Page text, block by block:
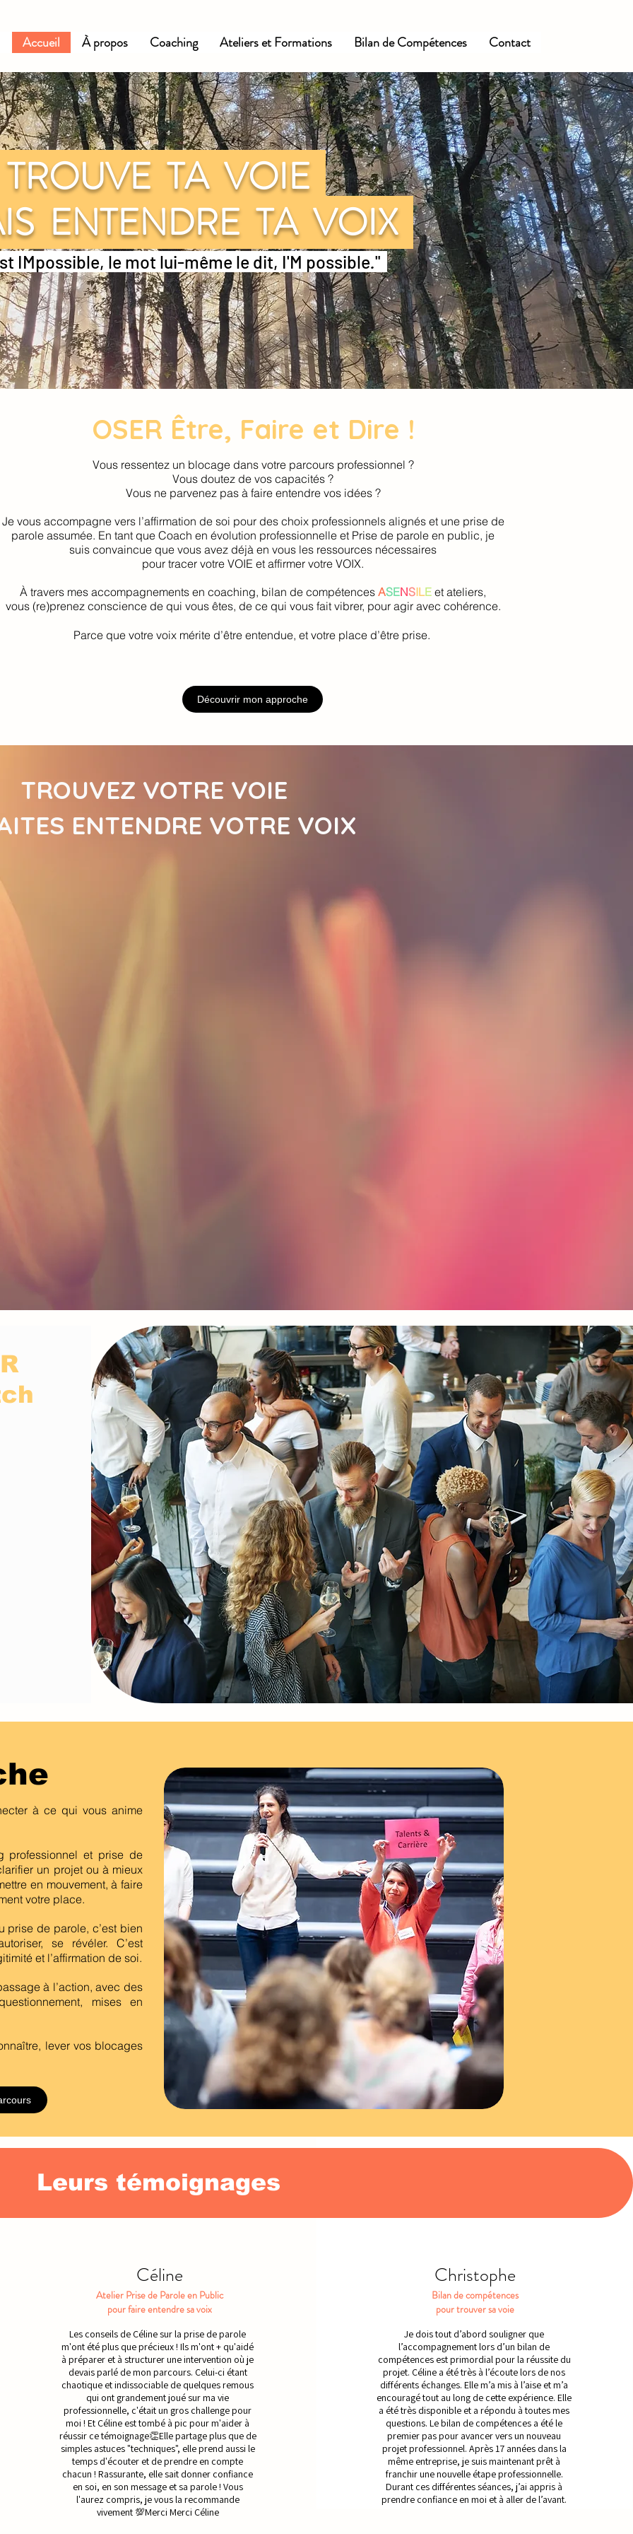
Accueil À propos Coaching Ateliers et Formations Bilan de Compétences Contact
TA VOIE
ENTENDRE TA VOIX
IMpossible, le mot lui-même le dit, I'M possible."
OSER Être, Faire et Dire !
Vous ressentez un blocage dans votre parcours professionnel ?
Vous doutez de vos capacités ?
Vous ne parvenez pas à faire entendre vos idées ?
Je vous accompagne vers l’affirmation de soi pour des choix professionnels alignés et une prise de
parole assumée. En tant que Coach en évolution professionnelle et Prise de parole en public, je
suis convaincue que vous avez déjà en vous les ressources nécessaires
pour tracer votre VOIE et affirmer votre VOIX.
À travers mes accompagnements en coaching, bilan de compétences ASENSILE et ateliers,
vous (re)prenez conscience de qui vous êtes, de ce qui vous fait vibrer, pour agir avec cohérence.
Parce que votre voix mérite d’être entendue, et votre place d’être prise.
Découvrir mon approche
TROUVEZ VOTRE VOIE
ENTENDRE VOTRE VOIX
à ce qui vous anime
professionnel et prise de
un projet ou à mieux
en mouvement, à faire
votre place.
de parole, c’est bien
se révéler. C’est
et l’affirmation de soi.
à l’action, avec des
mises en
lever vos blocages
Céline
Atelier Prise de Parole en Public
pour faire entendre sa voix
Les conseils de Céline sur la prise de parole
m'ont été plus que précieux ! Ils m'ont + qu'aidé
à préparer et à structurer une intervention où je
devais parlé de mon parcours. Celui-ci étant
chaotique et indissociable de quelques remous
qui ont grandement joué sur ma vie
professionnelle, c'était un gros challenge pour
moi ! Et Céline est tombé à pic pour m'aider à
réussir ce témoignage👏Elle partage plus que de
simples astuces "techniques", elle prend aussi le
temps d'écouter et de prendre en compte
chacun ! Rassurante, elle sait donner confiance
en soi, en son message et sa parole ! Vous
l'aurez compris, je vous la recommande
vivement 💯Merci Merci Céline
Christophe
Bilan de compétences
pour trouver sa voie
Je dois tout d’abord souligner que
l’accompagnement lors d’un bilan de
compétences est primordial pour la réussite du
projet. Céline a été très à l’écoute lors de nos
différents échanges. Elle m’a mis à l’aise et m’a
encouragé tout au long de cette expérience. Elle
a été très disponible et a répondu à toutes mes
questions. Le bilan de compétences a été le
premier pas pour avancer vers un nouveau
projet professionnel. Après 17 années dans la
même entreprise, je suis maintenant prêt à
franchir une nouvelle étape professionnelle.
Durant ces différentes séances, j’ai appris à
prendre confiance en moi et à aller de l’avant.
Leurs témoignages